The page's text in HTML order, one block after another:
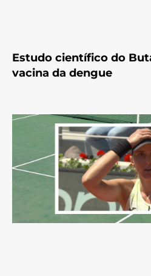
Estudo científico do
vacina da dengue